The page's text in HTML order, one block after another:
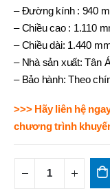
– Đường kính : 940
– Chiều cao : 1.110
– Chiều dài: 1.440
– Nhà sản xuất: Tân
– Bảo hành: Theo
>>> Hãy liên hệ
chương trình